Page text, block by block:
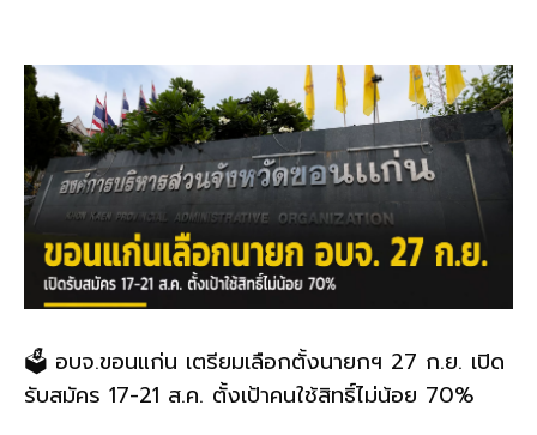
🗳️ อบจ.ขอนแก่น เตรียมเลือกตั้งนายกฯ 27 ก.ย. เปิด
รับสมัคร 17-21 ส.ค. ตั้งเป้าคนใช้สิทธิ์ไม่น้อย 70%